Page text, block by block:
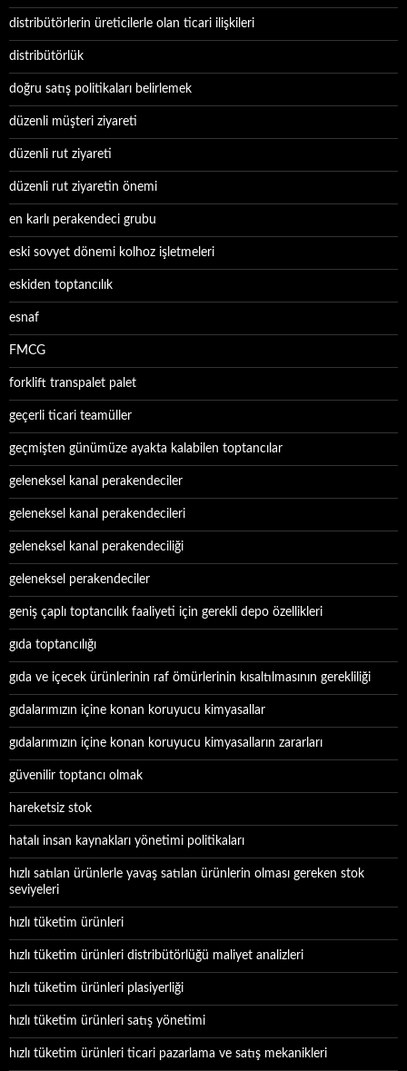
distribütörlerin üreticilerle olan ticari ilişkileri
distribütörlük
doğru satış politikaları belirlemek
düzenli müşteri ziyareti
düzenli rut ziyareti
düzenli rut ziyaretin önemi
en karlı perakendeci grubu
eski sovyet dönemi kolhoz işletmeleri
eskiden toptancılık
esnaf
FMCG
forklift transpalet palet
geçerli ticari teamüller
geçmişten günümüze ayakta kalabilen toptancılar
geleneksel kanal perakendeciler
geleneksel kanal perakendecileri
geleneksel kanal perakendeciliği
geleneksel perakendeciler
geniş çaplı toptancılık faaliyeti için gerekli depo özellikleri
gıda toptancılığı
gıda ve içecek ürünlerinin raf ömürlerinin kısaltılmasının gerekliliği
gıdalarımızın içine konan koruyucu kimyasallar
gıdalarımızın içine konan koruyucu kimyasalların zararları
güvenilir toptancı olmak
hareketsiz stok
hatalı insan kaynakları yönetimi politikaları
hızlı satılan ürünlerle yavaş satılan ürünlerin olması gereken stok
seviyeleri
hızlı tüketim ürünleri
hızlı tüketim ürünleri distribütörlüğü maliyet analizleri
hızlı tüketim ürünleri plasiyerliği
hızlı tüketim ürünleri satış yönetimi
hızlı tüketim ürünleri ticari pazarlama ve satış mekanikleri